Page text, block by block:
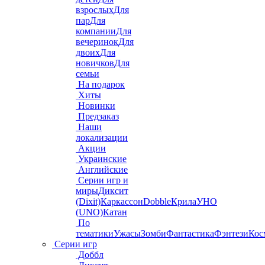
взрослыхДля
парДля
компанииДля
вечеринокДля
двоихДля
новичковДля
семьи
На подарок
Хиты
Новинки
Предзаказ
Наши
локализации
Акции
Украинские
Английские
Серии игр и
мирыДиксит
(Dixit)КаркассонDobbleКрилаУНО
(UNO)Катан
По
тематикиУжасыЗомбиФантастикаФэнтези
Серии игр
Доббл